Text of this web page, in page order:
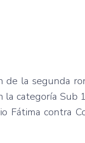
de la segunda
categoría Sub
Fátima contra